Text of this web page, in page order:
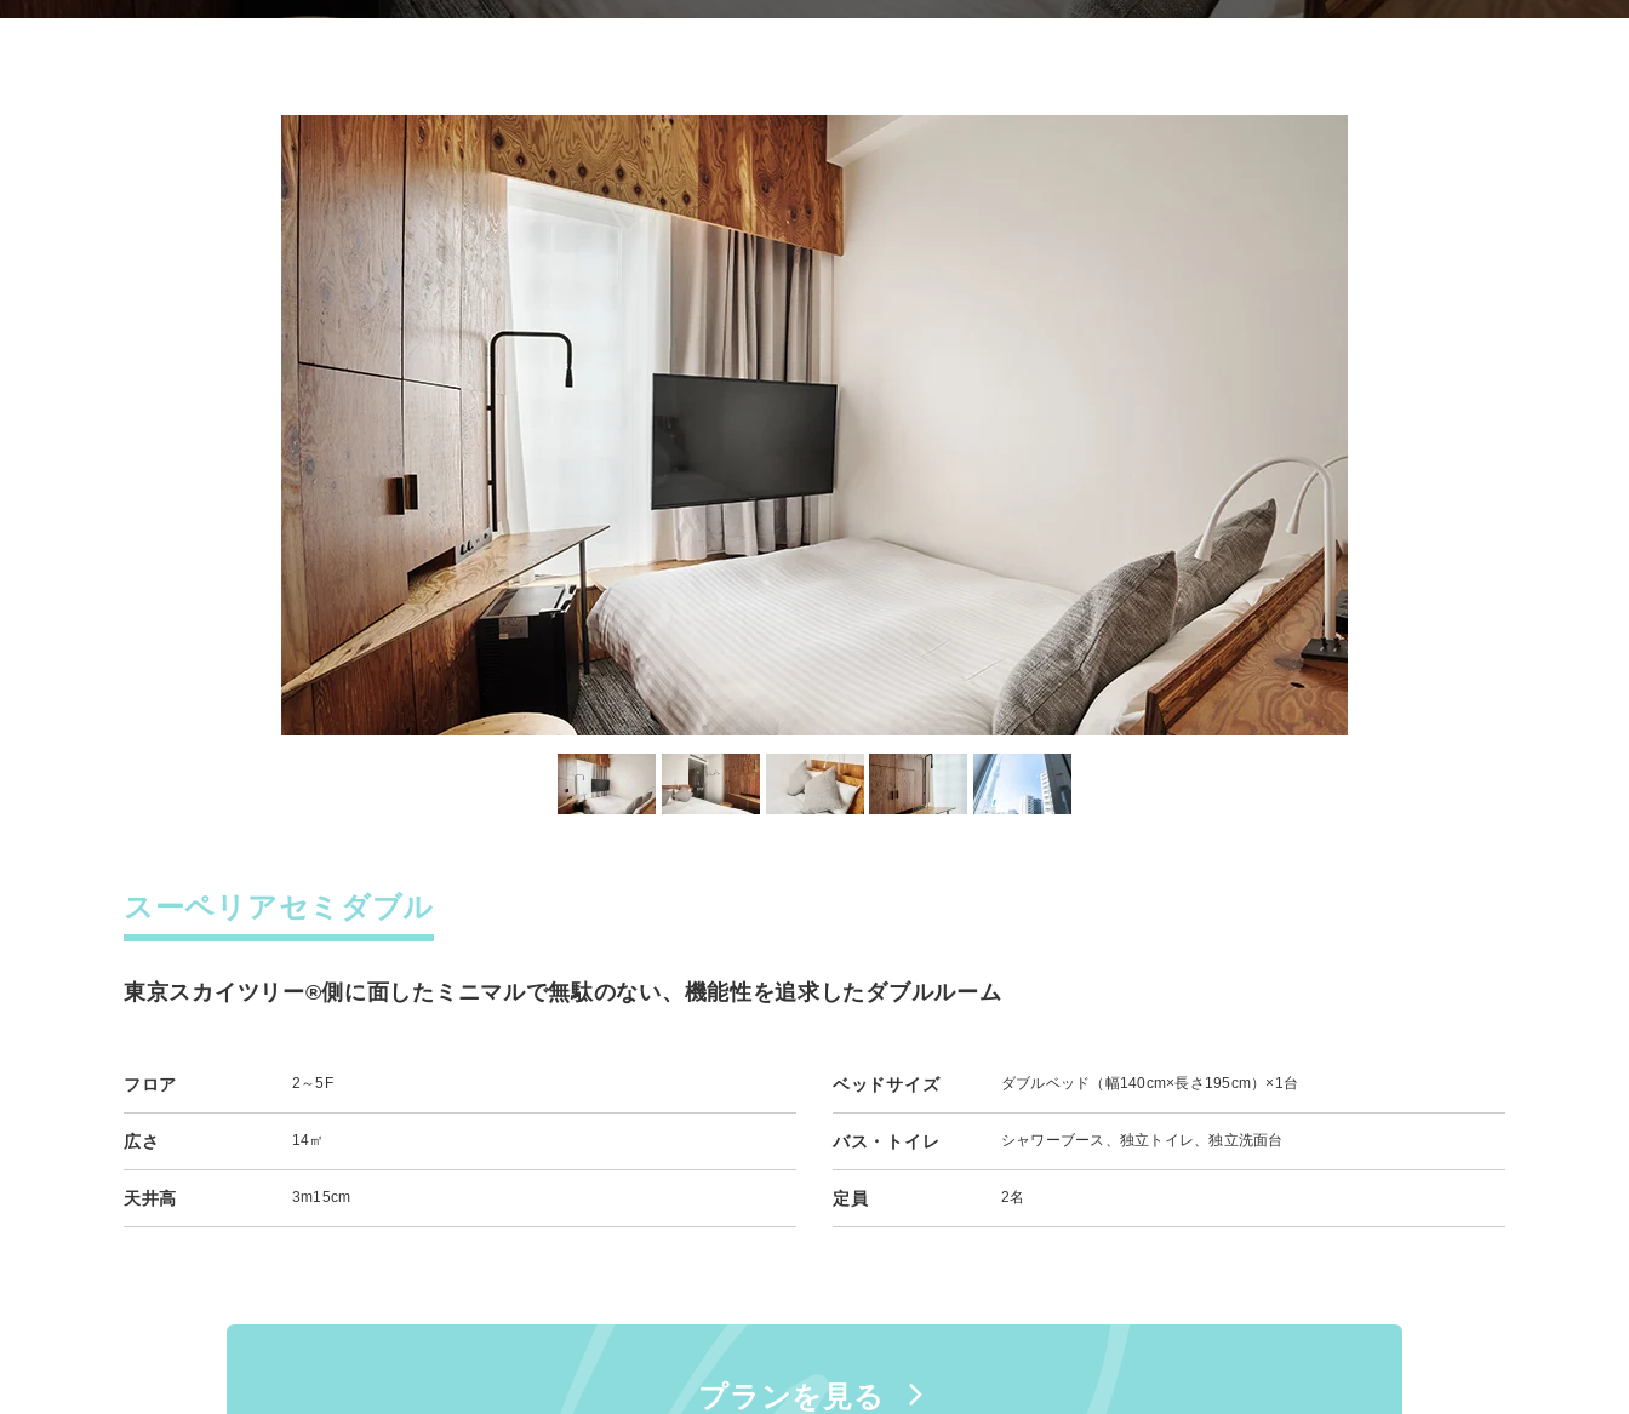
スーペリアセミダブル
東京スカイツリー®側に面したミニマルで無駄のない、機能性を追求したダブルルーム
フロア 2～5F
広さ 14㎡
天井高 3m15cm
ベッドサイズ ダブルベッド（幅140cm×長さ195cm）×1台
バス・トイレ シャワーブース、独立トイレ、独立洗面台
定員 2名
プランを見る